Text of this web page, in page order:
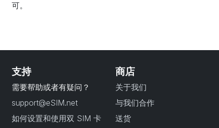
可。
支持
需要帮助或者有疑问？
support@eSIM.net
如何设置和使用双 SIM 卡
商店
关于我们
与我们合作
送货